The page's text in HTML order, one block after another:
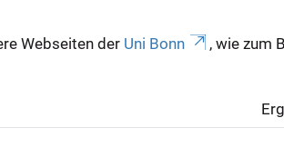
Webseiten der Uni Bonn , wie zum